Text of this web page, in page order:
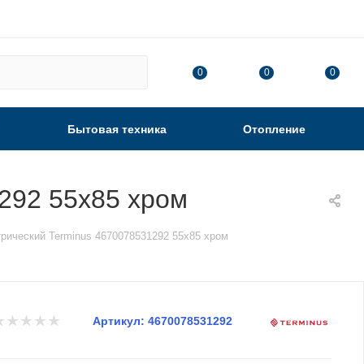
0 0 0
Бытовая техника Отопление
55х85 хром
Terminus 4670078531292 55х85 хром
Артикул: 4670078531292